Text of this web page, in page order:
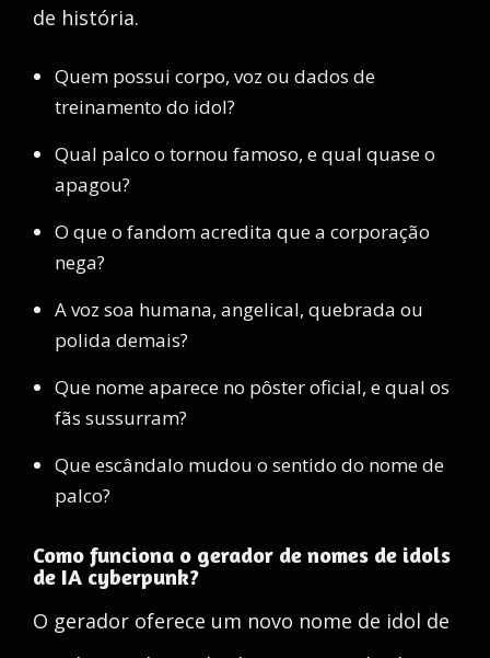
de história.
Quem possui corpo, voz ou dados de
treinamento do idol?
Qual palco o tornou famoso, e qual quase o
apagou?
O que o fandom acredita que a corporação
nega?
A voz soa humana, angelical, quebrada ou
polida demais?
Que nome aparece no pôster oficial, e qual os
fãs sussurram?
Que escândalo mudou o sentido do nome de
palco?
Como funciona o gerador de nomes de idols
de IA cyberpunk?
O gerador oferece um novo nome de idol de